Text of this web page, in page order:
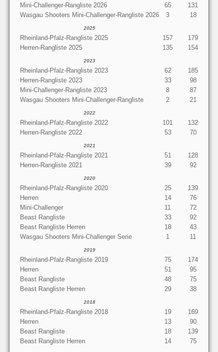
Mini-Challenger-Rangliste 2026
65
131
Wasgau Shooters Mini-Challenger-Rangliste 2026
3 18
2025
Rheinland-Pfalz-Rangliste 2025 157
179
Herren-Rangliste 2025
135 154
2023
Rheinland-Pfalz-Rangliste 2023 62
185
Herren-Rangliste 2023
33
98
Mini-Challenger-Rangliste 2023
8
87
Wasgau Shooters Mini-Challenger-Rangliste
2 21
2022
Rheinland-Pfalz-Rangliste 2022 101
132
Herren-Rangliste 2022
53 70
2021
Rheinland-Pfalz-Rangliste 2021 51
128
Herren-Rangliste 2021
39 92
2020
Rheinland-Pfalz-Rangliste 2020 25
139
Herren
14
76
Mini-Challenger
11
72
Beast Rangliste
33
92
Beast Rangliste Herren
18
43
Wasgau Shooters Mini-Challenger Serie
1 11
2019
Rheinland-Pfalz-Rangliste 2019 75
174
Herren
51
95
Beast Rangliste
48
75
Beast Rangliste Herren
29 38
2018
Rheinland-Pfalz-Rangliste 2018 19
169
Herren
13
90
Beast Rangliste
18
139
Beast Rangliste Herren
14 75